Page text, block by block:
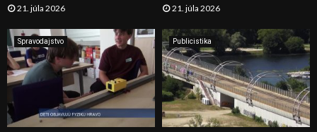
A
N
I
E
21. júla 2026 21. júla 2026
Spravodajstvo Publicistika